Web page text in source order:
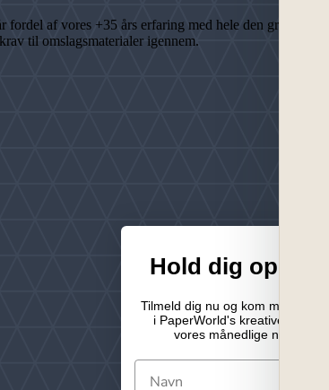
af vores +35 års erfaring med hele den grafiske
til omslagsmaterialer igennem.
Hold dig
Tilmeld dig nu og kom med på
i PaperWorld's kreative univers
vores månedlige